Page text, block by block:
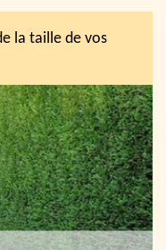
la taille de vos